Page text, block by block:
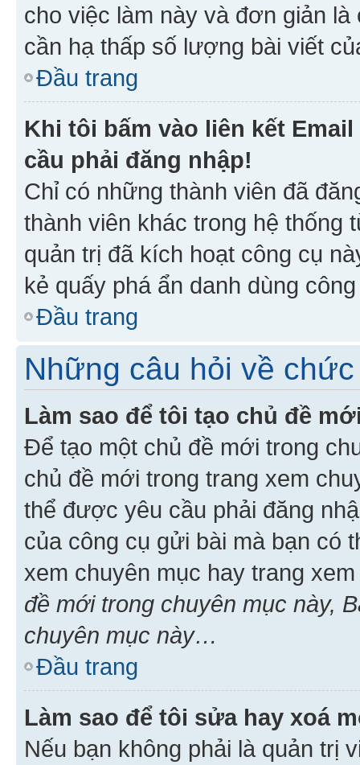
cho việc làm này và đơn giản
cần hạ thấp số lượng bài viết
Đầu trang
Khi tôi bấm vào liên kết
cầu phải đăng nhập!
Chỉ có những thành viên đã
thành viên khác trong hệ thống
quản trị đã kích hoạt công cụ
kẻ quấy phá ẩn danh dùng
Đầu trang
Những câu hỏi về
Làm sao để tôi tạo chủ đề
Để tạo một chủ đề mới trong
chủ đề mới trong trang xem
thể được yêu cầu phải đăng
của công cụ gửi bài mà bạn có
xem chuyên mục hay trang
đề mới trong chuyên mục này,
chuyên mục này…
Đầu trang
Làm sao để tôi sửa hay xoá
Nếu bạn không phải là quản trị